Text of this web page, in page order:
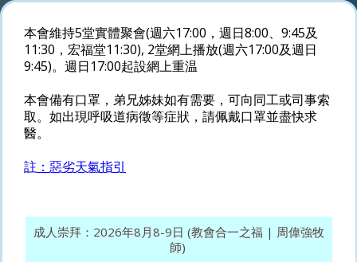
本會維持5堂實體聚會(週六17:00，週日8:00、9:45及
11:30，宏福堂11:30), 2堂網上播放(週六17:00及週日
9:45)。週日17:00起設網上重温
本會備有口罩，弟兄姊妹如有需要，可向同工或司事索
取。如出現呼吸道病徵等症狀，請佩戴口罩並盡快求
醫。
註：惡劣天氣指引
成人崇拜：2026年8月8-9日 (教會合一之福 | 周偉強牧
師)